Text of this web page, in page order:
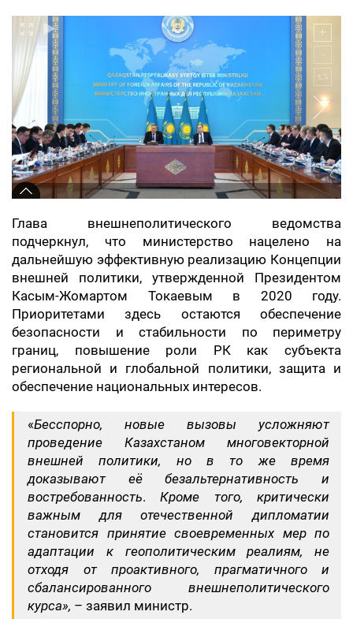
Глава внешнеполитического ведомства
подчеркнул, что министерство нацелено на
дальнейшую эффективную реализацию Концепции
внешней политики, утвержденной Президентом
Касым-Жомартом Токаевым в 2020 году.
Приоритетами здесь остаются обеспечение
безопасности и стабильности по периметру
границ, повышение роли РК как субъекта
региональной и глобальной политики, защита и
обеспечение национальных интересов.
«Бесспорно, новые вызовы усложняют
проведение Казахстаном многовекторной
внешней политики, но в то же время
доказывают её безальтернативность и
востребованность.Кроме того, критически
важным для отечественной дипломатии
становится принятие своевременных мер по
адаптации к геополитическим реалиям, не
отходя от проактивного, прагматичного и
сбалансированного внешнеполитического
курса», – заявил министр.